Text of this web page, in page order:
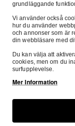
Venhills sortiment
Teflon hölje inne i
värmemotstånd.
det inte är
gjord av rostfritt
Säker E-
Denna sida
grundläggande
Vi använder också
hur du använder
och annonser som är
din webbläsare med
Du kan välja att
cookies, men om du
surfupplevelse.
Mer Information